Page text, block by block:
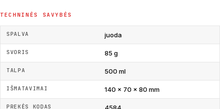
TECHNINĖS SAVYBĖS
SPALVA juoda
SVORIS 85 g
TALPA 500 ml
IŠMATAVIMAI 140 x 70 x 80 mm
PREKĖS KODAS